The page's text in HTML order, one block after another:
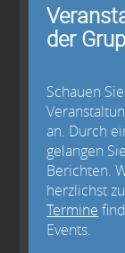
der
Schauen
an. Durch
gelangen
Berichten.
herzlichst
Termine
Events.